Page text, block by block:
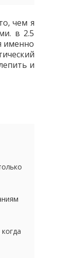
чем я
в 2.5
именно
и